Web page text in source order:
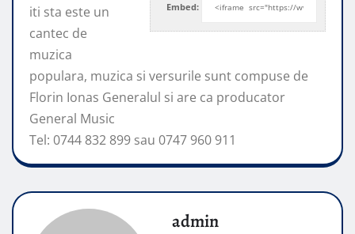
Embed:
iti sta este un
cantec de
muzica
populara, muzica si versurile sunt compuse de
Florin Ionas Generalul si are ca producator
General Music
Tel: 0744 832 899 sau 0747 960 911
admin